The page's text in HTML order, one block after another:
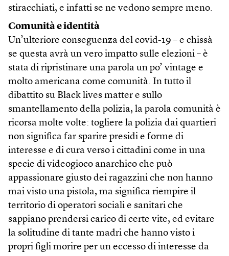
stiracchiati, e infatti se ne vedono sempre meno.
Comunità e identità
Un’ulteriore conseguenza del covid-19 – e chissà
se questa avrà un vero impatto sulle elezioni – è
stata di ripristinare una parola un po’ vintage e
molto americana come comunità. In tutto il
dibattito su Black lives matter e sullo
smantellamento della polizia, la parola comunità è
ricorsa molte volte: togliere la polizia dai quartieri
non significa far sparire presidi e forme di
interesse e di cura verso i cittadini come in una
specie di videogioco anarchico che può
appassionare giusto dei ragazzini che non hanno
mai visto una pistola, ma significa riempire il
territorio di operatori sociali e sanitari che
sappiano prendersi carico di certe vite, ed evitare
la solitudine di tante madri che hanno visto i
propri figli morire per un eccesso di interesse da